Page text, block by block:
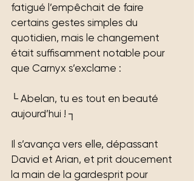
fatigué l’empêchait de faire
certains gestes simples du
quotidien, mais le changement
était suffisamment notable pour
que Carnyx s’exclame :
└ Abelan, tu es tout en beauté
aujourd’hui ! ┐
Il s’avança vers elle, dépassant
David et Arian, et prit doucement
la main de la gardesprit pour